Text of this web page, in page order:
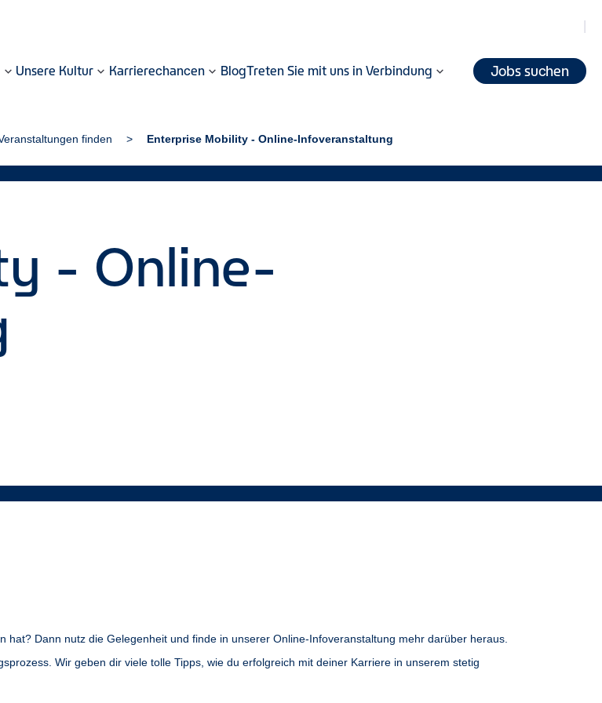
Unsere Kultur Karrierechancen BlogTreten Sie mit uns in Verbindung Jobs suchen
finden Enterprise Mobility - Online-Infoveranstaltung
- Online-
Dann nutz die Gelegenheit und finde in unserer Online-Infoveranstaltung mehr darüber heraus.
Wir geben dir viele tolle Tipps, wie du erfolgreich mit deiner Karriere in unserem stetig